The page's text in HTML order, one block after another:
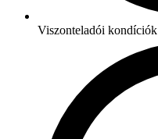
Viszonteladói kondíciók